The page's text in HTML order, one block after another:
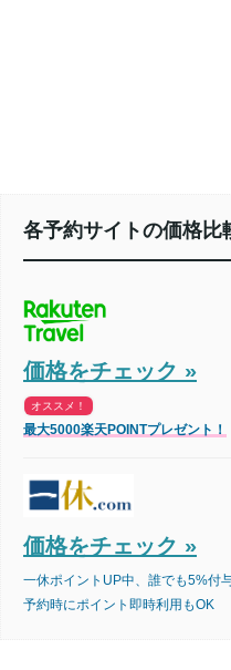
各予約サイトの価格比
価格をチェック »
オススメ！
最大5000楽天POINTプレゼント！
価格をチェック »
一休ポイントUP中、誰でも5%付
予約時にポイント即時利用もOK